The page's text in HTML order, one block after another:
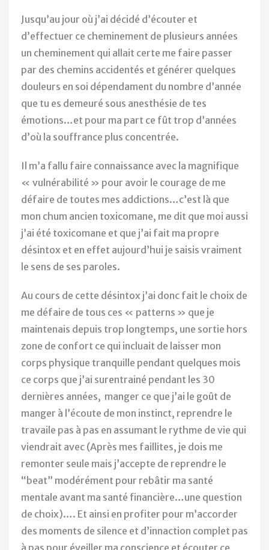
Jusqu’au jour où j’ai décidé d’écouter et
d’effectuer ce cheminement de plusieurs années
un cheminement qui allait certe me faire passer
par des chemins accidentés et générer quelques
douleurs en soi dépendament du nombre d’année
que tu es demeuré sous anesthésie de tes
émotions…et pour ma part ce fût trop d’années
d’où la souffrance plus concentrée.
Il m’a fallu faire connaissance avec la magnifique
« vulnérabilité » pour avoir le courage de me
défaire de toutes mes addictions…c’est là que
mon chum ancien toxicomane, me dit que moi aussi
j’ai été toxicomane et que j’ai fait ma propre
désintox et en effet aujourd’hui je saisis vraiment
le sens de ses paroles.
Au cours de cette désintox j’ai donc fait le choix de
me défaire de tous ces « patterns » que je
maintenais depuis trop longtemps, une sortie hors
zone de confort ce qui incluait de laisser mon
corps physique tranquille pendant quelques mois
ce corps que j’ai surentrainé pendant les 30
dernières années, manger ce que j’ai le goût de
manger à l’écoute de mon instinct, reprendre le
travaile pas à pas en assumant le rythme de vie qui
viendrait avec (Après mes faillites, je dois me
remonter seule mais j’accepte de reprendre le
“beat” modérément pour rebâtir ma santé
mentale avant ma santé financière…une question
de choix)…. Et ainsi en profiter pour m’accorder
des moments de silence et d’innaction complet pas